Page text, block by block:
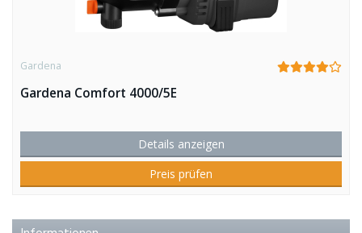
Gardena
Gardena Comfort 4000/5E
Details anzeigen
Preis prüfen